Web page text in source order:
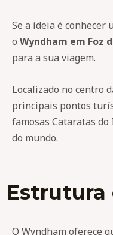
Se a ideia é conhecer
o Wyndham em Foz
para a sua viagem.
Localizado no centro
principais pontos
famosas Cataratas
do mundo.
Estrutura
O Wyndham oferece